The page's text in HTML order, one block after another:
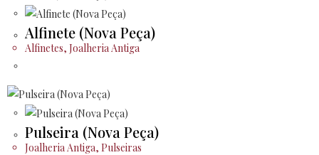
Alfinete (Nova Peça)
Alfinetes, Joalheria Antiga
Pulseira (Nova Peça)
Joalheria Antiga, Pulseiras